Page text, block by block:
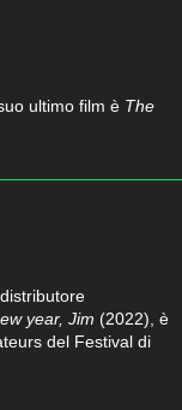
ultimo film è The
year, Jim (2022), è
del Festival di